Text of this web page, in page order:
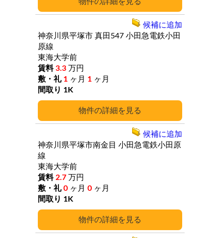
詳細
神奈川県平塚市 真田547 小田急電鉄小田
原線
東海大学前
3.3 万円
1 ヶ月 1 ヶ月
1K
候補に追加
詳細
神奈川県平塚市南金目 小田急電鉄小田原
線
東海大学前
2.7 万円
0 ヶ月 0 ヶ月
1K
候補に追加